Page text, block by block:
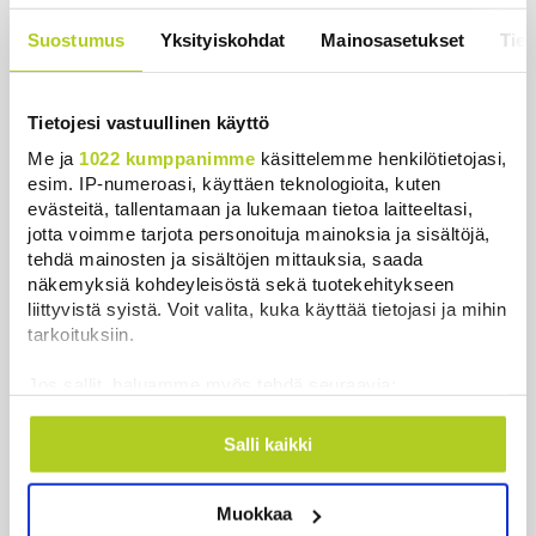
Suostumus Yksityiskohdat Mainosasetukset
Tietojesi vastuullinen käyttö
Me ja 1022 kumppanimme käsittelemme henkilötietojasi,
esim. IP-numeroasi, käyttäen teknologioita, kuten
evästeitä, tallentamaan ja lukemaan tietoa laitteeltasi,
jotta voimme tarjota personoituja mainoksia ja sisältöjä,
tehdä mainosten ja sisältöjen mittauksia, saada
näkemyksiä kohdeyleisöstä sekä tuotekehitykseen
liittyvistä syistä. Voit valita, kuka käyttää tietojasi ja mihin
tarkoituksiin.
Kerätä tietoja maantieteellisestä sijainnistasi,
mahdollisesti muutaman metrin tarkkuudella
ominaispiirteitä aktiivisesti (sormenjäljen
Salli kaikki
Muokkaa
uutinen – ”Kokoomus maksaa siitä
hintaa”
Uutiset | 6.8.2026 11:56
Uutiset
Uusimmat Luetuimmat